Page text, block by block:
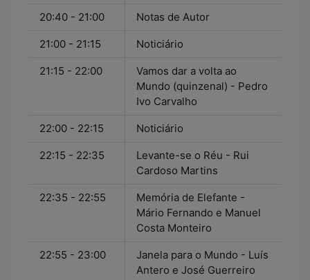
20:40 - 21:00 Notas de Autor
21:00 - 21:15 Noticiário
21:15 - 22:00
Vamos dar a volta ao
Mundo (quinzenal) - Pedro
Ivo Carvalho
22:00 - 22:15 Noticiário
22:15 - 22:35
Levante-se o Réu - Rui
Cardoso Martins
22:35 - 22:55
Memória de Elefante -
Mário Fernando e Manuel
Costa Monteiro
22:55 - 23:00
Janela para o Mundo - Luís
Antero e José Guerreiro